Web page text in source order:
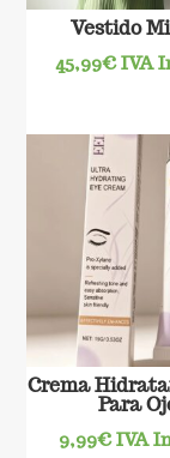
Vestido
45,99€ IVA
Crema
Para
9,99€ IVA